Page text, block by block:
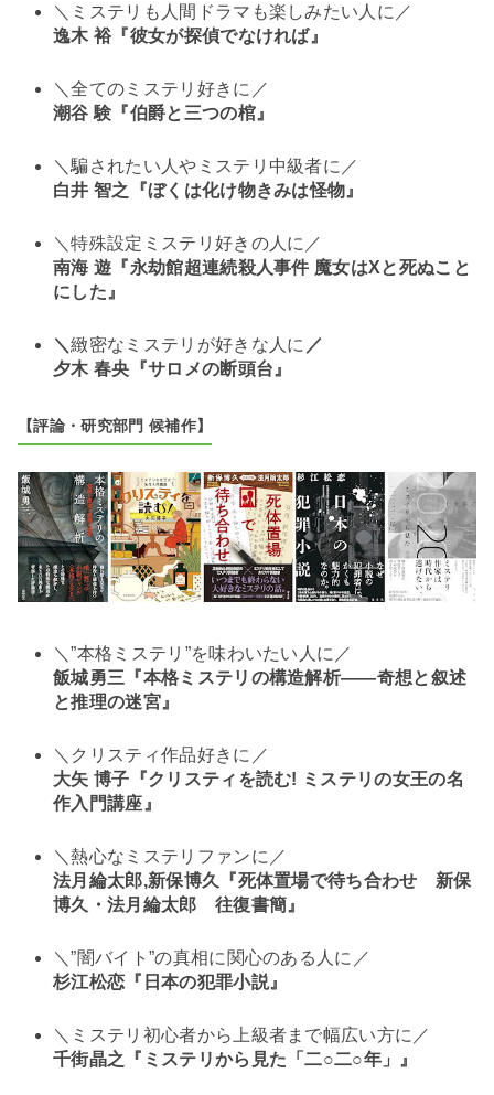
＼ミステリも人間ドラマも楽しみたい人に／
逸木 裕『彼女が探偵でなければ』
＼全てのミステリ好きに／
潮谷 験『伯爵と三つの棺』
＼騙されたい人やミステリ中級者に／
白井 智之『ぼくは化け物きみは怪物』
＼特殊設定ミステリ好きの人に／
南海 遊『永劫館超連続殺人事件 魔女はXと死ぬこと
にした』
＼緻密なミステリが好きな人に ／
夕木 春央『サロメの断頭台』
【評論・研究部門 候補作】
＼”本格ミステリ”を味わいたい人に／
飯城勇三『本格ミステリの構造解析――奇想と叙述
と推理の迷宮』
＼クリスティ作品好きに／
大矢 博子『クリスティを読む! ミステリの女王の名
作入門講座』
＼熱心なミステリファンに／
法月綸太郎,新保博久『死体置場で待ち合わせ 新保
博久・法月綸太郎 往復書簡』
＼”闇バイト”の真相に関心のある人に／
杉江松恋『日本の犯罪小説』
＼ミステリ初心者から上級者まで幅広い方に／
千街晶之『ミステリから見た「二○二○年」』